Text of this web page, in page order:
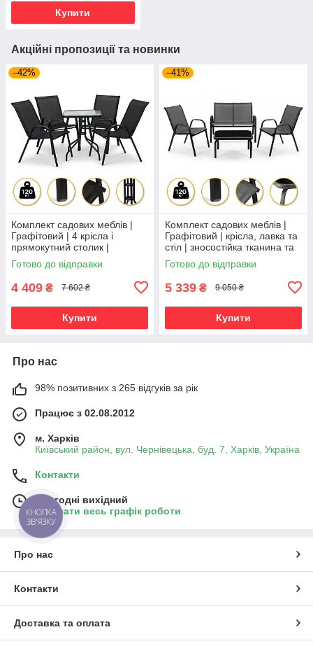
LEOBRO LB-1054 |
Купити
Акційні пропозиції та новинки
–42%
Комплект садових меблів |
Графітовий | 4 крісла і
прямокутний столик |
зносостійка тканина та
скляна стільниця | LEOBRO
Готово до відправки
4 409 ₴ 7 602 ₴
Купити
–41%
Комплект садових меблів |
Графітовий | крісла, лавка та
стіл | зносостійка тканина та
міцна конструкція | LEOBRO
LB-1056 | для
Готово до відправки
5 339 ₴ 9 050 ₴
Купити
Про нас
98% позитивних з 265 відгуків за рік
Працює з 02.08.2012
м. Харків
Київський район, вул. Чернівецька, буд. 7, Харків, Україна
Контакти
Сьогодні вихідний
Показати весь графік роботи
Про нас
Контакти
Доставка та оплата
КНОПКА
ЗВ'ЯЗКУ